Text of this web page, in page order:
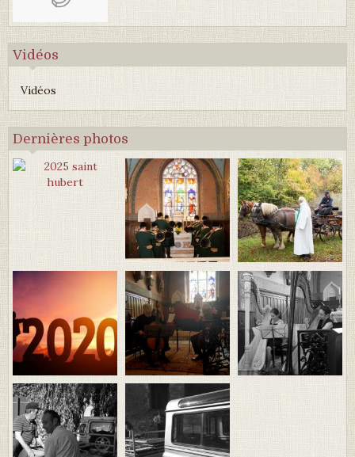
Vidéos
Vidéos
Dernières photos